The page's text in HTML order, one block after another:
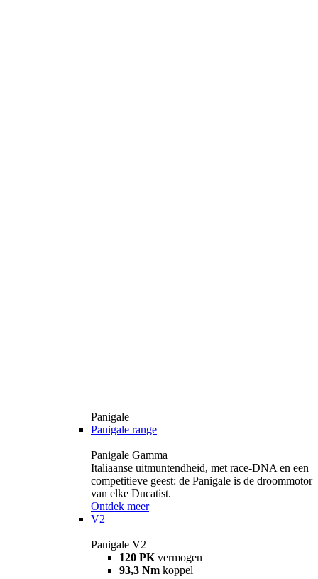
Panigale
Panigale range
Panigale Gamma
Italiaanse uitmuntendheid, met race-DNA en een
competitieve geest: de Panigale is de droommotor
van elke Ducatist.
Ontdek meer
V2
Panigale V2
120 PK vermogen
93,3 Nm koppel